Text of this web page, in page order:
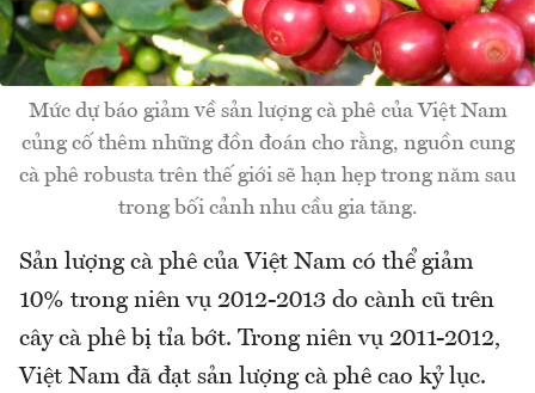
Mức dự báo giảm về sản lượng cà phê của Việt Nam
củng cố thêm những đồn đoán cho rằng, nguồn cung
cà phê robusta trên thế giới sẽ hạn hẹp trong năm sau
trong bối cảnh nhu cầu gia tăng.
Sản lượng cà phê của Việt Nam có thể giảm
10% trong niên vụ 2012-2013 do cành cũ trên
cây cà phê bị tỉa bớt. Trong niên vụ 2011-2012,
Việt Nam đã đạt sản lượng cà phê cao kỷ lục.